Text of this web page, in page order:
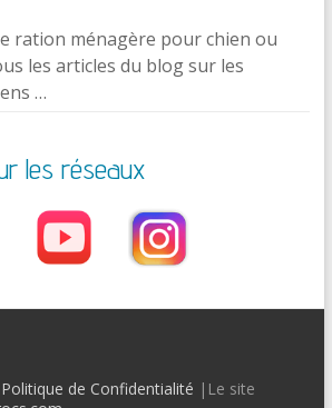
ration ménagère pour chien ou
les articles du blog sur les
…
les réseaux
Politique de Confidentialité |Le site